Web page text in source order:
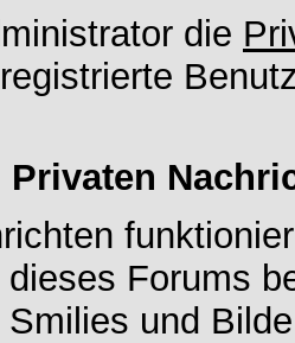
die
Privaten
Forums
und